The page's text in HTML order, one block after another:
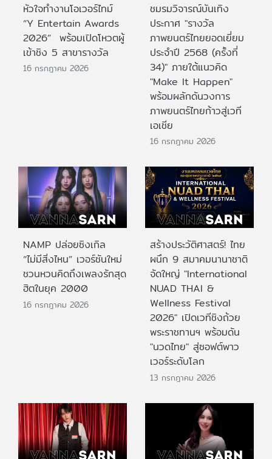
หัวใจทำงานโอเวอร์ไทม์
“Y Entertain Awards
2026” พร้อมเปิดโหวตผู้
เข้าชิง 5 สาขารางวัล
16 กรกฎาคม 2026
ชมรมวิจารณ์บันเทิง
ประกาศ "รางวัล
ภาพยนตร์ไทยยอดเยี่ยม
ประจําปี 2568 (ครั้งที่
34)" ภายใต้แนวคิด
"Make It Happen"
พร้อมผลักดันวงการ
ภาพยนตร์ไทยก้าวสู่เวที
เอเชีย
16 กรกฎาคม 2026
NAMP ปล่อยซิงเกิล
“ไม่มีสิ่งไหน” เวอร์ชันใหม่
ชวนหวนคิดถึงเพลงรักสุด
ฮิตในยุค 2000
16 กรกฎาคม 2026
สร้างประวัติศาสตร์! ไทย
ผนึก 9 สมาคมนานาชาติ
จัดใหญ่ "International
NUAD THAI &
Wellness Festival
2026" เปิดเวทีชิงถ้วย
พระราชทานฯ พร้อมดัน
"นวดไทย" สู่ซอฟต์พาว
เวอร์ระดับโลก
13 กรกฎาคม 2026